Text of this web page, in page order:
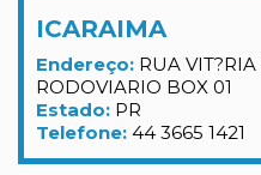
ICARAIMA
Endereço: RUA
RODOVIARIO BOX 01
Estado: PR
Telefone: 44 3665 1421